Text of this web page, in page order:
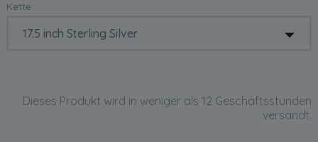
Kette:
Dieses Produkt wird in weniger als 12 Geschäftsstunden
versandt.